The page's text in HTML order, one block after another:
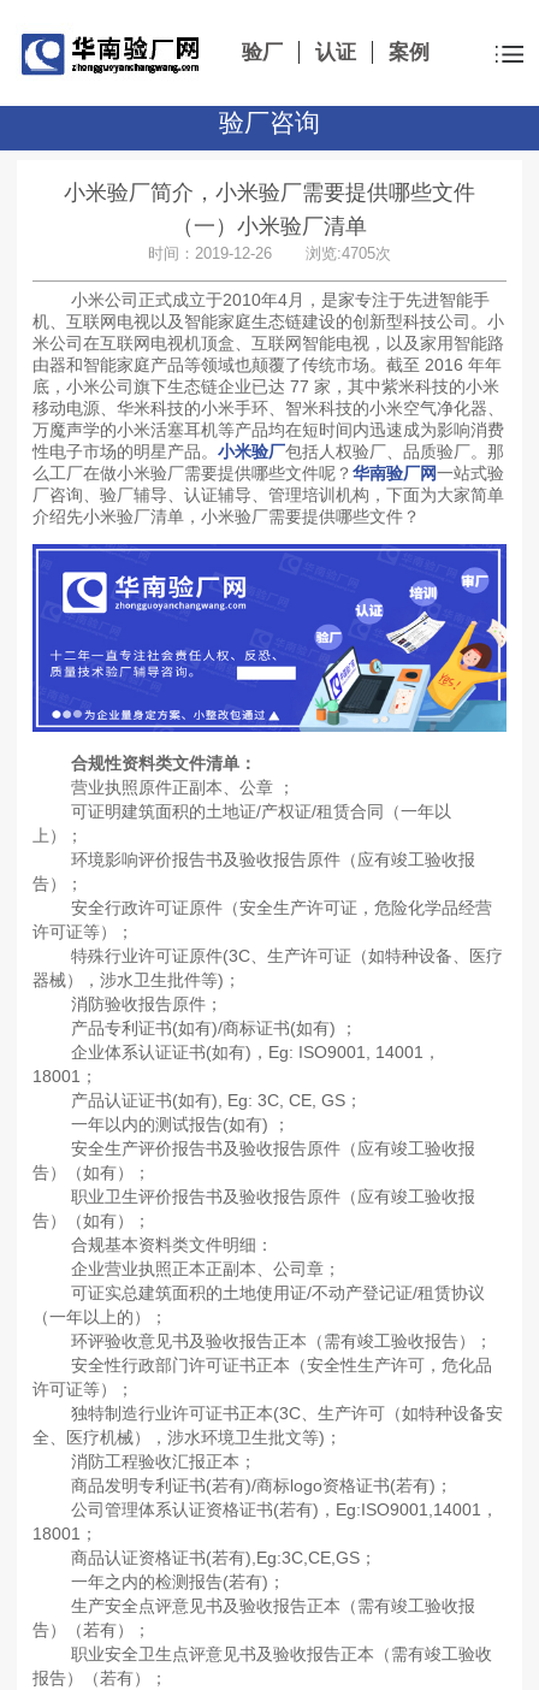
验厂 认证 案例
验厂咨询
小米验厂简介，小米验厂需要提供哪些文件
（一）小米验厂清单
时间：2019-12-26 浏览:4705次
小米公司正式成立于2010年4月，是家专注于先进智能手
机、互联网电视以及智能家庭生态链建设的创新型科技公司。小
米公司在互联网电视机顶盒、互联网智能电视，以及家用智能路
由器和智能家庭产品等领域也颠覆了传统市场。截至 2016 年年
底，小米公司旗下生态链企业已达 77 家，其中紫米科技的小米
移动电源、华米科技的小米手环、智米科技的小米空气净化器、
万魔声学的小米活塞耳机等产品均在短时间内迅速成为影响消费
性电子市场的明星产品。小米验厂包括人权验厂、品质验厂。那
么工厂在做小米验厂需要提供哪些文件呢？华南验厂网一站式验
厂咨询、验厂辅导、认证辅导、管理培训机构，下面为大家简单
介绍先小米验厂清单，小米验厂需要提供哪些文件？
合规性资料类文件清单：
营业执照原件正副本、公章 ；
可证明建筑面积的土地证/产权证/租赁合同（一年以
上）；
环境影响评价报告书及验收报告原件（应有竣工验收报
告）；
安全行政许可证原件（安全生产许可证，危险化学品经营
许可证等）；
特殊行业许可证原件(3C、生产许可证（如特种设备、医疗
器械），涉水卫生批件等)；
消防验收报告原件；
产品专利证书(如有)/商标证书(如有) ；
企业体系认证证书(如有)，Eg: ISO9001, 14001，
18001；
产品认证证书(如有), Eg: 3C, CE, GS；
一年以内的测试报告(如有) ；
安全生产评价报告书及验收报告原件（应有竣工验收报
告）（如有）；
职业卫生评价报告书及验收报告原件（应有竣工验收报
告）（如有）；
合规基本资料类文件明细：
企业营业执照正本正副本、公司章；
可证实总建筑面积的土地使用证/不动产登记证/租赁协议
（一年以上的）；
环评验收意见书及验收报告正本（需有竣工验收报告）；
安全性行政部门许可证书正本（安全性生产许可，危化品
许可证等）；
独特制造行业许可证书正本(3C、生产许可（如特种设备安
全、医疗机械），涉水环境卫生批文等)；
消防工程验收汇报正本；
商品发明专利证书(若有)/商标logo资格证书(若有)；
公司管理体系认证资格证书(若有)，Eg:ISO9001,14001，
18001；
商品认证资格证书(若有),Eg:3C,CE,GS；
一年之内的检测报告(若有)；
生产安全点评意见书及验收报告正本（需有竣工验收报
告）（若有）；
职业安全卫生点评意见书及验收报告正本（需有竣工验收
报告）（若有）；